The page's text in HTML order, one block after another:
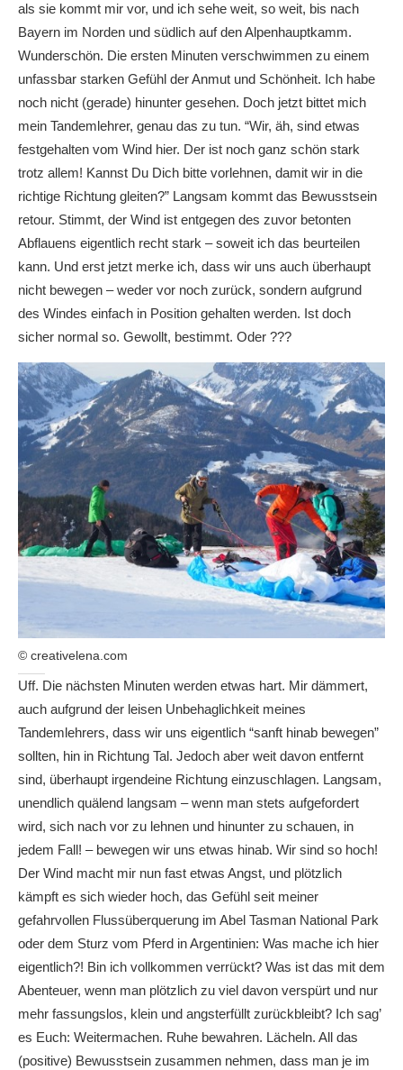
als sie kommt mir vor, und ich sehe weit, so weit, bis nach
Bayern im Norden und südlich auf den Alpenhauptkamm.
Wunderschön. Die ersten Minuten verschwimmen zu einem
unfassbar starken Gefühl der Anmut und Schönheit. Ich habe
noch nicht (gerade) hinunter gesehen. Doch jetzt bittet mich
mein Tandemlehrer, genau das zu tun. “Wir, äh, sind etwas
festgehalten vom Wind hier. Der ist noch ganz schön stark
trotz allem! Kannst Du Dich bitte vorlehnen, damit wir in die
richtige Richtung gleiten?” Langsam kommt das Bewusstsein
retour. Stimmt, der Wind ist entgegen des zuvor betonten
Abflauens eigentlich recht stark – soweit ich das beurteilen
kann. Und erst jetzt merke ich, dass wir uns auch überhaupt
nicht bewegen – weder vor noch zurück, sondern aufgrund
des Windes einfach in Position gehalten werden. Ist doch
sicher normal so. Gewollt, bestimmt. Oder ???
© creativelena.com
Uff. Die nächsten Minuten werden etwas hart. Mir dämmert,
auch aufgrund der leisen Unbehaglichkeit meines
Tandemlehrers, dass wir uns eigentlich “sanft hinab bewegen”
sollten, hin in Richtung Tal. Jedoch aber weit davon entfernt
sind, überhaupt irgendeine Richtung einzuschlagen. Langsam,
unendlich quälend langsam – wenn man stets aufgefordert
wird, sich nach vor zu lehnen und hinunter zu schauen, in
jedem Fall! – bewegen wir uns etwas hinab. Wir sind so hoch!
Der Wind macht mir nun fast etwas Angst, und plötzlich
kämpft es sich wieder hoch, das Gefühl seit meiner
gefahrvollen Flussüberquerung im Abel Tasman National Park
oder dem Sturz vom Pferd in Argentinien: Was mache ich hier
eigentlich?! Bin ich vollkommen verrückt? Was ist das mit dem
Abenteuer, wenn man plötzlich zu viel davon verspürt und nur
mehr fassungslos, klein und angsterfüllt zurückbleibt? Ich sag’
es Euch: Weitermachen. Ruhe bewahren. Lächeln. All das
(positive) Bewusstsein zusammen nehmen, dass man je im